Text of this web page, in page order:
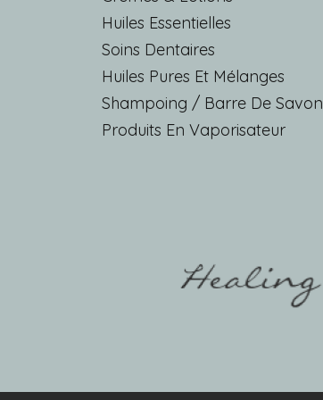
Huiles Essentielles
Soins Dentaires
Huiles Pures Et Mélanges
Shampoing / Barre De Savon
Produits En Vaporisateur